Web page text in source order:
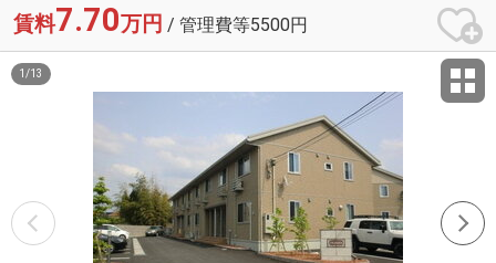
賃料7.70万円 / 管理費等5500円
1 /13